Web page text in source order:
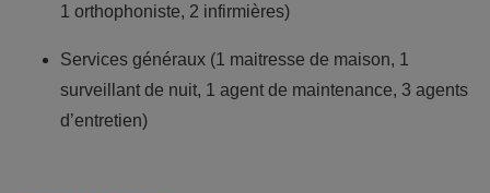
1 orthophoniste, 2 infirmières)
Services généraux (1 maitresse de maison, 1
surveillant de nuit, 1 agent de maintenance, 3 agents
d’entretien)